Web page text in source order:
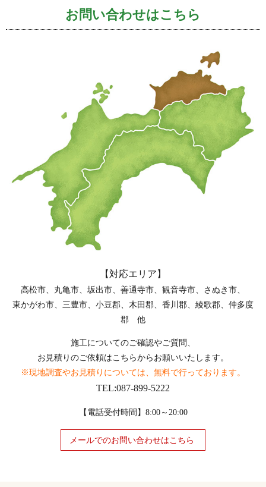
お問い合わせはこちら
【対応エリア】
高松市、丸亀市、坂出市、善通寺市、観音寺市、さぬき市、
東かがわ市、三豊市、小豆郡、木田郡、香川郡、綾歌郡、仲多度
郡 他
施工についてのご確認やご質問、
お見積りのご依頼はこちらからお願いいたします。
※現地調査やお見積りについては、無料で行っております。
TEL:087-899-5222
【電話受付時間】8:00～20:00
メールでのお問い合わせはこちら